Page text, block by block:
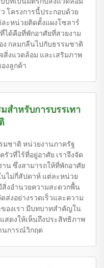
โครงการนี้ประกอบด้วย
ะหน่วยติดตั้งแผงโซลาร์
ได้คือที่พักอาศัยที่สวยงาม
ง กลมกลืนไปกับธรรมชาติ
สิ่งแวดล้อม และเสริมภาพ
งลูกค้า
สำหรับการบรรเทา
มชาติ หน่วยงานภาครัฐ
วที่ไร้ที่อยู่อาศัย เราจึงจัด
น ซึ่งสามารถให้ที่พักอาศัย
ไม่กี่สัปดาห์ แต่ละหน่วย
สิ่งอำนวยความสะดวกพื้น
ส่งอย่างรวดเร็วและความ
องเรา มีบทบาทสำคัญใน
สดงให้เห็นถึงประสิทธิภาพ
การณ์วิกฤต